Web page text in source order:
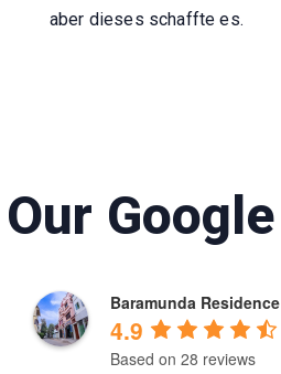
aber dieses schaffte es.
Our Google
Baramunda Residence
4.9
Based on 28 reviews